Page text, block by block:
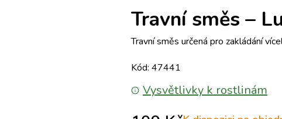
Travní směs –
Travní směs určená pro zakládání
Kód: 47441
Vysvětlivky k rostlinám